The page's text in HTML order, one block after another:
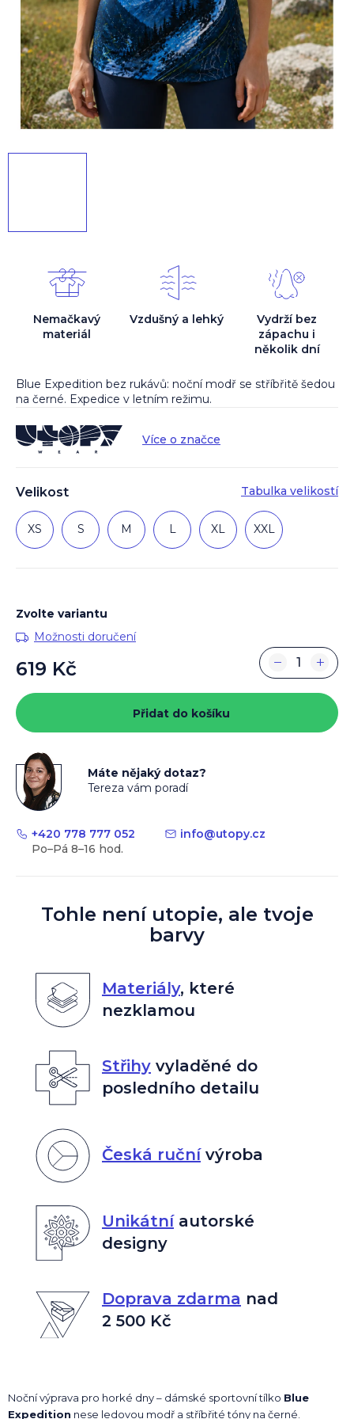
Velikost Tabulka velikostí
XS S M L XL XXL
Blue Expedition bez rukávů: noční modř se stříbřitě šedou
na černé. Expedice v letním režimu.
Více o značce
Nemačkavý
materiál
Vzdušný a lehký
Vydrží bez
zápachu i
několik dní
Zvolte variantu
Možnosti doručení
619 Kč
cena:
+
−
Přidat do košíku
Máte nějaký dotaz?
Tereza vám poradí
+420 778 777 052 info@utopy.cz
Tohle není utopie, ale tvoje
barvy
Materiály, které
nezklamou
Střihyvyladěné do
posledního detailu
Česká ručnívýroba
Unikátníautorské
designy
Doprava zdarma nad
2 500 Kč
Noční výprava pro horké dny – dámské sportovní tílko Blue
Expedition nese ledovou modř a stříbřité tóny na černé.